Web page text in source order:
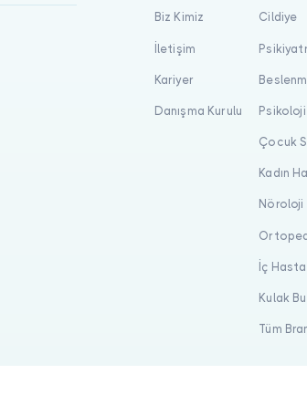
Biz Kimiz
İletişim
Kariyer
Danışma Kurulu
Cildiye
Psikoloji
Çocuk
Kadın
Nöroloji
İç
Kulak
Tüm